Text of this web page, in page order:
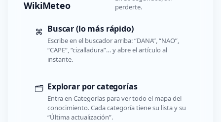
WikiMeteo
perderte.
⌘ Buscar (lo más rápido)
Escribe en el buscador arriba: “DANA”, “NAO”,
“CAPE”, “cizalladura”… y abre el artículo al
instante.
🗂️ Explorar por categorías
Entra en Categorías para ver todo el mapa del
conocimiento. Cada categoría tiene su lista y su
“Última actualización”.